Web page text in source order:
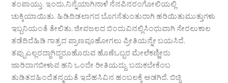
ತಂಪಾಯ್ತು. ಇಂದು,ನಿನ್ನೆಯಾಗಿನಾಳೆ ನೆನಪಿನರಂಗೋಲಿಯಲ್ಲಿ
ಚುಕ್ಕಿಯಾಯಿತು. ಹಿಡಿದಿಡಲಾಗದ ಬೊಗಸೆತುಂತುರಾಗಿ ಹರಿಯಿತುಮುತ್ತುಗಳು
ಇಬ್ಬನಿಯಂತೆ ತೇಲಿತು. ಜೀವಜಲದ ಬಿಂದುವಿನಲ್ಲಿಸಿಂಧುವಾಗಿ ಸೇರಲುಕಾಲ
ತಡೆದಿದೆಹಿಡಿ ಗಾತ್ರದ ಪ್ರಾಣವೂಹೋಗಲು ಪ್ರೀತಿಯನ್ನೇ ಬಯಸಿದೆ.
ತಪ್ಪುಎಲ್ಲರದ್ದಾಗಿದ್ದರೂಹೊರುವ ಹೊಣೆಒಬ್ಬರ ಮೇಲೆಕಣ್ಣೀರು
ಜಾರಿದಾಗಬೀಳುವ ಹನಿ ಒಂದೇ ರೀತಿಯದ್ದು. ಬದುಕಬೇಕೆಂಬ
ತುಡಿತದಹಿಂದೆತನ್ಮಯತೆ ಇದೆಹಸಿವಿನ ಹಂಬಲಕ್ಕೆ ಅಡಗಿದೆ. ಬಿಚ್ಚಿ